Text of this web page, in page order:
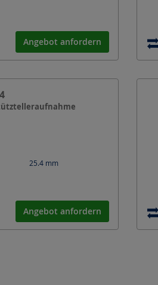
Angebot anfordern
25.4 mm
Angebot anfordern